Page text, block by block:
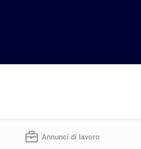
Annunci di lavoro